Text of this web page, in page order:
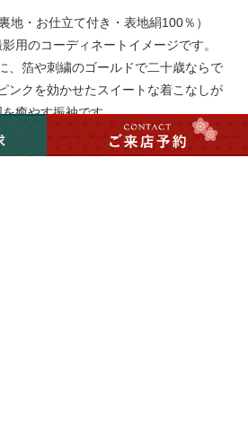
地・お仕立て付き・表地絹100％）
用のコーディネートイメージです。
、箔や刺繍のゴールドで二十歳ならで
ンクを効かせたスイートな着こなしが
を癒やす振袖です。
ント 青・紺・紫
その他